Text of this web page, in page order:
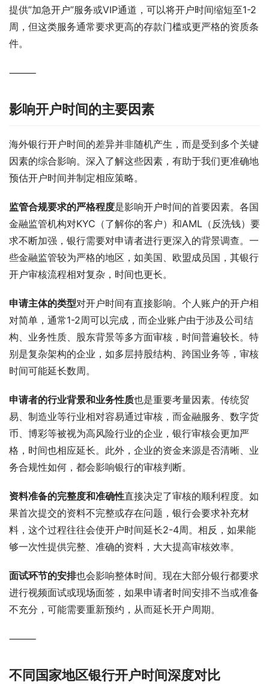
提供”加急开户”服务或VIP通道，可以将开户时间缩短至1-2
周，但这类服务通常要求更高的存款门槛或更严格的资质条
件。
⸻
影响开户时间的主要因素
海外银行开户时间的差异并非随机产生，而是受到多个关键
因素的综合影响。深入了解这些因素，有助于我们更准确地
预估开户时间并制定相应策略。
监管合规要求的严格程度是影响开户时间的首要因素。各国
金融监管机构对KYC（了解你的客户）和AML（反洗钱）要
求不断加强，银行需要对申请者进行更深入的背景调查。一
些金融监管较为严格的地区，如美国、欧盟成员国，其银行
开户审核流程相对复杂，时间也更长。
申请主体的类型对开户时间有直接影响。个人账户的开户相
对简单，通常1-2周可以完成，而企业账户由于涉及公司结
构、业务性质、股东背景等多方面审核，时间普遍较长。特
别是复杂架构的企业，如多层持股结构、跨国业务等，审核
时间可能延长数周。
申请者的行业背景和业务性质也是重要考量因素。传统贸
易、制造业等行业相对容易通过审核，而金融服务、数字货
币、博彩等被视为高风险行业的企业，银行审核会更加严
格，时间也相应延长。此外，企业的资金来源是否清晰、业
务合规性如何，都会影响银行的审核判断。
资料准备的完整度和准确性直接决定了审核的顺利程度。如
果首次提交的资料不完整或存在问题，银行会要求补充材
料，这个过程往往会使开户时间延长2-4周。相反，如果能
够一次性提供完整、准确的资料，大大提高审核效率。
面试环节的安排也会影响整体时间。现在大部分银行都要求
进行视频面试或现场面签，如果申请者时间安排不当或准备
不充分，可能需要重新预约，从而延长开户周期。
⸻
不同国家地区银行开户时间深度对比